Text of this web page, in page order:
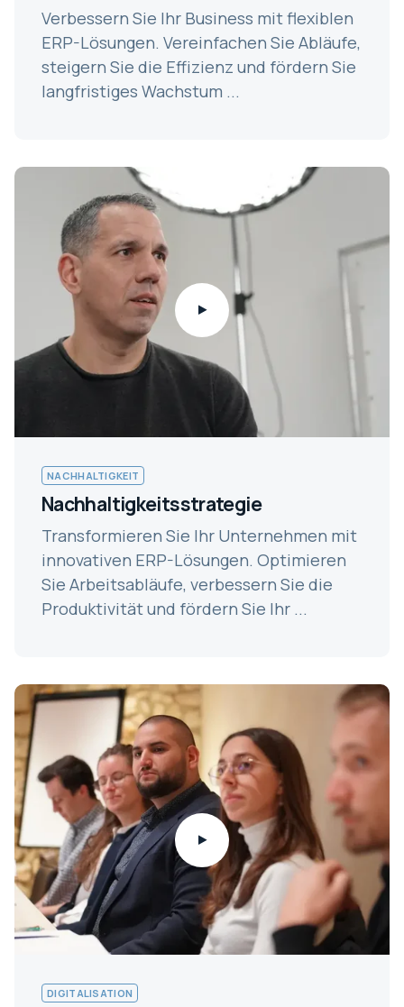
Verbessern Sie Ihr Business mit flexiblen
ERP-Lösungen. Vereinfachen Sie Abläufe,
steigern Sie die Effizienz und fördern Sie
langfristiges Wachstum ...
NACHHALTIGKEIT
Nachhaltigkeitsstrategie
Transformieren Sie Ihr Unternehmen mit
innovativen ERP-Lösungen. Optimieren
Sie Arbeitsabläufe, verbessern Sie die
Produktivität und fördern Sie Ihr ...
DIGITALISATION